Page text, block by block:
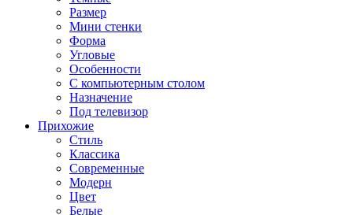
Размер
Мини стенки
Форма
Угловые
Особенности
С компьютерным столом
Назначение
Под телевизор
Прихожие
Стиль
Классика
Современные
Модерн
Цвет
Белые